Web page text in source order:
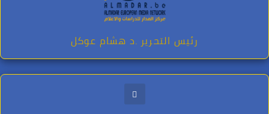
رئيس التحرير .د هشام عوكل